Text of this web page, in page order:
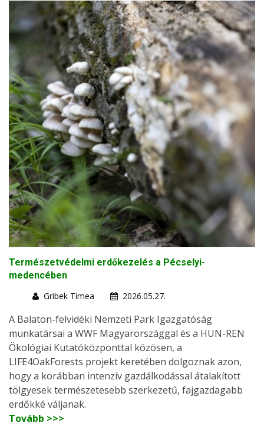
Természetvédelmi erdőkezelés a Pécselyi-
medencében
Gribek Tímea
2026.05.27.
A Balaton-felvidéki Nemzeti Park Igazgatóság
munkatársai a WWF Magyarországgal és a HUN-REN
Ökológiai Kutatóközponttal közösen, a
LIFE4OakForests projekt keretében dolgoznak azon,
hogy a korábban intenzív gazdálkodással átalakított
tölgyesek természetesebb szerkezetű, fajgazdagabb
erdőkké váljanak.
Tovább >>>